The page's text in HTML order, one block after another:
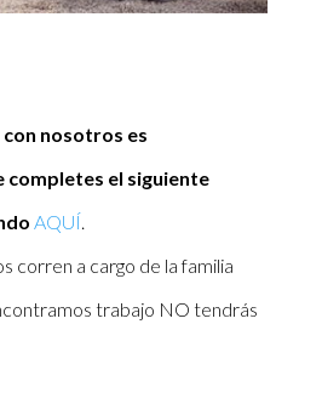
nosotros es
completes el siguiente
AQUÍ.
corren a cargo de la familia
trabajo NO tendrás